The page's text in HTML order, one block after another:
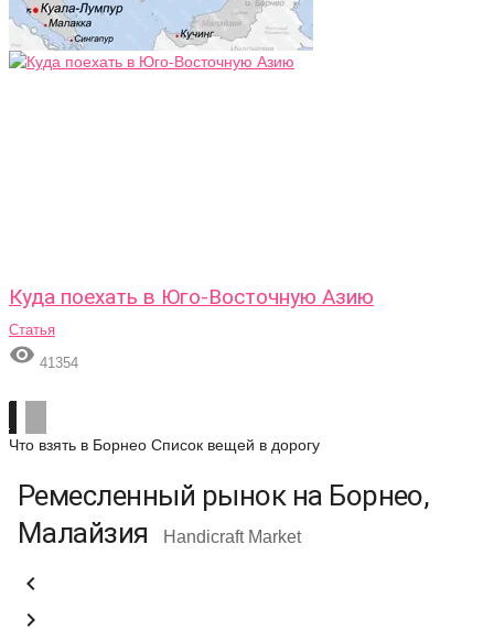
Куда поехать в Юго-Восточную Азию
Статья
 41354
Что взять в Борнео Список вещей в дорогу
Ремесленный рынок на Борнео,
Малайзия
Handicraft Market

